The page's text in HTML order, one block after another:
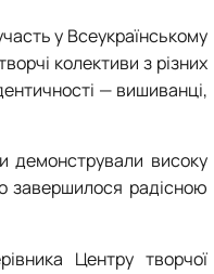
у Всеукраїнському
колективи з різних
— вишиванці,
демонстрували високу
завершилося радісною
Центру творчої